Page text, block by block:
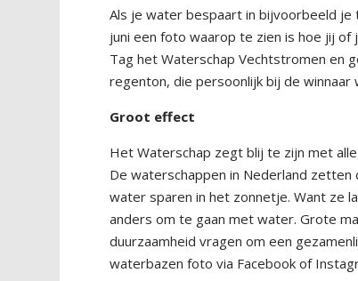
Als je water bespaart in bijvoorbeeld je
juni een foto waarop te zien is hoe jij of
Tag het Waterschap Vechtstromen en
regenton, die persoonlijk bij de
Groot effect
Het Waterschap zegt blij te zijn met
De waterschappen in Nederland
water sparen in het zonnetje. Want ze
anders om te gaan met water. Grote
duurzaamheid vragen om een
waterbazen foto via Facebook of